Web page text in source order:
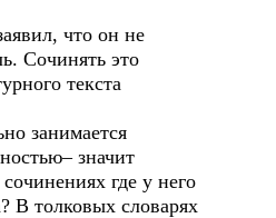
что он не
Сочинять это
текста
занимается
значит
где у него
В толковых словарях